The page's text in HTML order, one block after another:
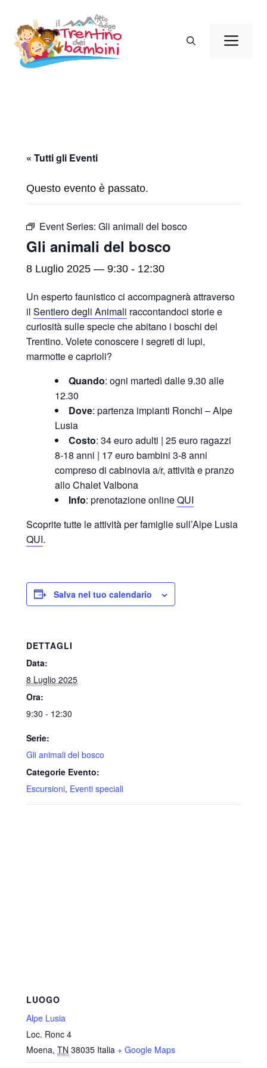
contenuto
« Tutti gli Eventi
Questo evento è passato.
Event Series: Gli animali del bosco
Gli animali del bosco
8 Luglio 2025 — 9:30 - 12:30
Un esperto faunistico ci accompagnerà attraverso
il Sentiero degli Animali raccontandoci storie e
curiosità sulle specie che abitano i boschi del
Trentino. Volete conoscere i segreti di lupi,
marmotte e caprioli?
Quando: ogni martedì dalle 9.30 alle
12.30
Dove: partenza impianti Ronchi – Alpe
Lusia
Costo: 34 euro adulti | 25 euro ragazzi
8-18 anni | 17 euro bambini 3-8 anni
compreso di cabinovia a/r, attività e pranzo
allo Chalet Valbona
Info: prenotazione onlineQUI
Scoprite tutte le attività per famiglie sull’Alpe Lusia
QUI.
Salva nel tuo calendario
DETTAGLI
Data:
8 Luglio 2025
Ora:
9:30 - 12:30
Serie:
Gli animali del bosco
Categorie Evento:
Escursioni, Eventi speciali
LUOGO
Alpe Lusia
Loc. Ronc 4
Moena, TN 38035 Italia + Google Maps